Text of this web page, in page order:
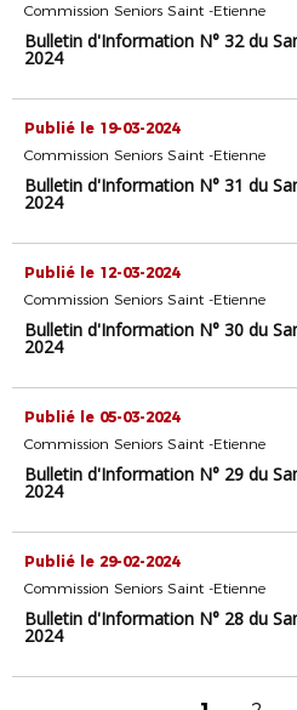
Commission Seniors Saint -Etienne
Bulletin d'Information N° 32 du
2024
Publié le 19-03-2024
Commission Seniors Saint -Etienne
Bulletin d'Information N° 31 du
2024
Publié le 12-03-2024
Commission Seniors Saint -Etienne
Bulletin d'Information N° 30 du
2024
Publié le 05-03-2024
Commission Seniors Saint -Etienne
Bulletin d'Information N° 29 du
2024
Publié le 29-02-2024
Commission Seniors Saint -Etienne
Bulletin d'Information N° 28 du
2024